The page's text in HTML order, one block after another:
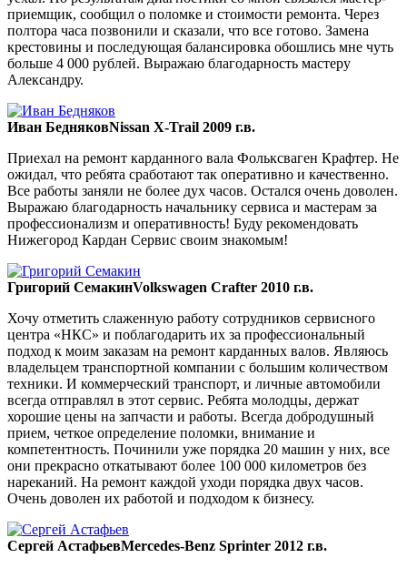
приемщик, сообщил о поломке и стоимости ремонта. Через
полтора часа позвонили и сказали, что все готово. Замена
крестовины и последующая балансировка обошлись мне чуть
больше 4 000 рублей. Выражаю благодарность мастеру
Александру.
Иван БедняковNissan X-Trail 2009 г.в.
Приехал на ремонт карданного вала Фольксваген Крафтер. Не
ожидал, что ребята сработают так оперативно и качественно.
Все работы заняли не более дух часов. Остался очень доволен.
Выражаю благодарность начальнику сервиса и мастерам за
профессионализм и оперативность! Буду рекомендовать
Нижегород Кардан Сервис своим знакомым!
Григорий СемакинVolkswagen Crafter 2010 г.в.
Хочу отметить слаженную работу сотрудников сервисного
центра «НКС» и поблагодарить их за профессиональный
подход к моим заказам на ремонт карданных валов. Являюсь
владельцем транспортной компании с большим количеством
техники. И коммерческий транспорт, и личные автомобили
всегда отправлял в этот сервис. Ребята молодцы, держат
хорошие цены на запчасти и работы. Всегда добродушный
прием, четкое определение поломки, внимание и
компетентность. Починили уже порядка 20 машин у них, все
они прекрасно откатывают более 100 000 километров без
нареканий. На ремонт каждой уходи порядка двух часов.
Очень доволен их работой и подходом к бизнесу.
Сергей АстафьевMercedes-Benz Sprinter 2012 г.в.